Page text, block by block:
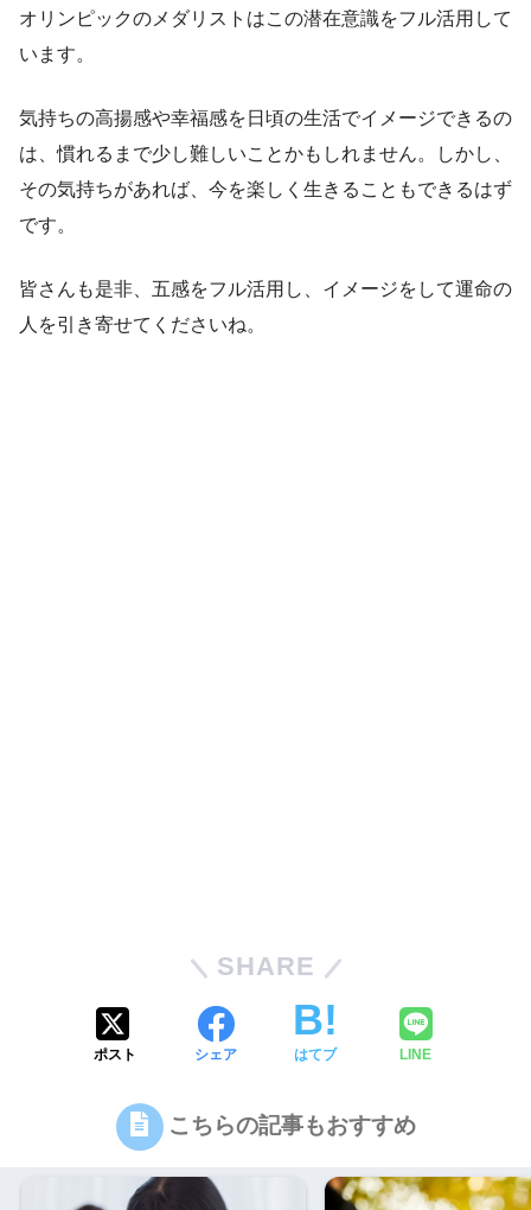
オリンピックのメダリストはこの潜在意識をフル活用して
います。
気持ちの高揚感や幸福感を日頃の生活でイメージできるの
は、慣れるまで少し難しいことかもしれません。しかし、
その気持ちがあれば、今を楽しく生きることもできるはず
です。
皆さんも是非、五感をフル活用し、イメージをして運命の
人を引き寄せてくださいね。
SHARE
ポスト シェア はてブ LINE
こちらの記事もおすすめ